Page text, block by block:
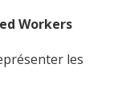
Workers
les